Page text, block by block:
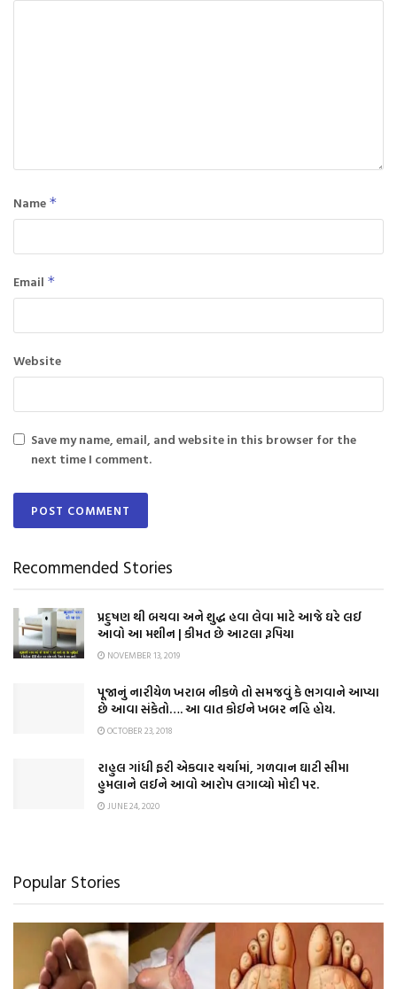
Name *
Email *
Website
Save my name, email, and website in this browser for the
next time I comment.
Recommended Stories
પ્રદુષણ થી બચવા અને શુદ્ધ હવા લેવા માટે આજે ઘરે લઈ
આવો આ મશીન | કીમત છે આટલા રૂપિયા
NOVEMBER 13, 2019
પૂજાનું નારીયેળ ખરાબ નીકળે તો સમજવું કે ભગવાને આપ્યા
છે આવા સંકેતો…. આ વાત કોઈને ખબર નહિ હોય.
OCTOBER 23, 2018
રાહુલ ગાંધી ફરી એકવાર ચર્ચામાં, ગળવાન ઘાટી સીમા
હુમલાને લઈને આવો આરોપ લગાવ્યો મોદી પર.
JUNE 24, 2020
Popular Stories